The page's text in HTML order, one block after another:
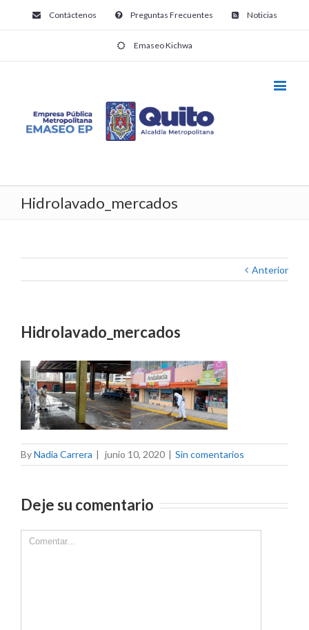
Contáctenos Preguntas Frecuentes Noticias
Emaseo Kichwa
Hidrolavado_mercados
Anterior
Hidrolavado_mercados
ByNadia Carrera | junio 10, 2020 | Sin comentarios
Deje su comentario
Comment